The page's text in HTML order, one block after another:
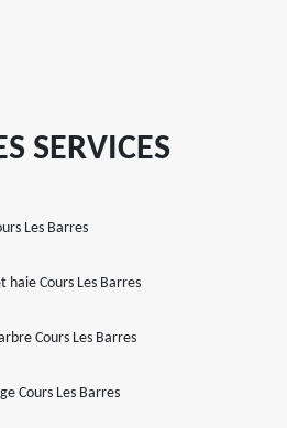
SERVICES
Les Barres
haie Cours Les Barres
Cours Les Barres
Cours Les Barres